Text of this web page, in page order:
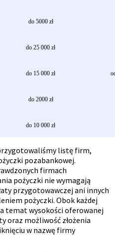
do 5000 zł
do 25 000 zł
do 15 000 zł
do 2000 zł
do 10 000 zł
listę firm,
pozabankowej.
firmach
pożyczki nie wymagają
przygotowawczej ani innych
pożyczki. Obok każdej
temat wysokości oferowanej
oraz możliwość złożenia
w nazwę firmy